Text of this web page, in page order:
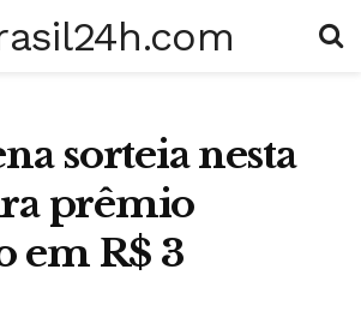
sorteia nesta
prêmio
em R$ 3